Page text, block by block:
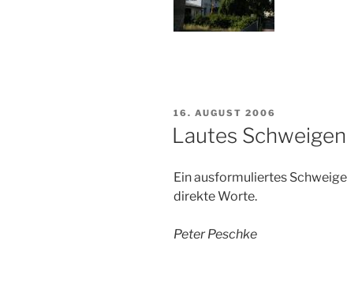
VERÖFFENTLICHT
AM
16. AUGUST 2006
Lautes Schweigen
Ein ausformuliertes
direkte Worte.
Peter Peschke